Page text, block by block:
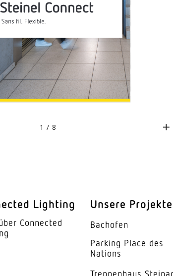
Sensorik für Gänge
Sensorik für
Video-Sensorik
Steinel Connect
Sans fil. Flexible.
1 / 8
Lighting
Connected
Unsere Projekte
Bachofen
Parking Place des
Nations
Trep­penhaus